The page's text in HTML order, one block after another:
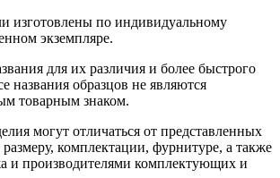
изготовлены по индивидуальному
экземпляре.
для их различия и более быстрого
названия образцов не являются
товарным знаком.
могут отличаться от представленных
размеру, комплектации, фурнитуре, а также
и производителями комплектующих и